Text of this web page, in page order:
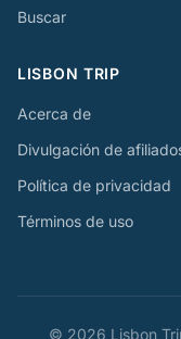
Buscar
LISBON TRIP
Acerca de
Divulgación de
Política de privacidad
Términos de uso
© 2026 Lisbon